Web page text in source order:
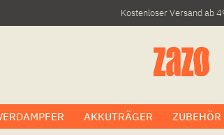
Kostenloser Versand ab
AKKUTRÄGER ZUBEHÖR